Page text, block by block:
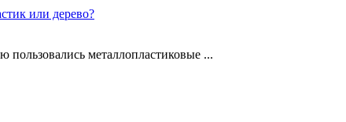
или дерево?
пользовались металлопластиковые ...